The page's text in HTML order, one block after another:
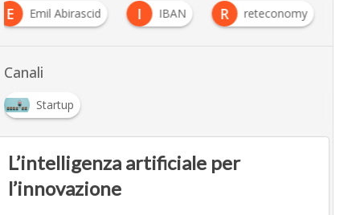
E
Emil Abirascid I IBAN R reteconomy
Canali
Startup
L’intelligenza artificiale per
l’innovazione